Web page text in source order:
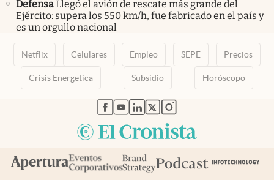
DefensaLlegó el avión de rescate más grande del
Ejército: supera los 550 km/h, fue fabricado en el país y
es un orgullo nacional
Netflix Celulares Empleo SEPE Precios
Crisis Energetica Subsidio Horóscopo
abre en nueva pestaña
abre en nueva pestaña
abre en nueva pestaña
abre en nueva pestaña
abre en nueva pestaña